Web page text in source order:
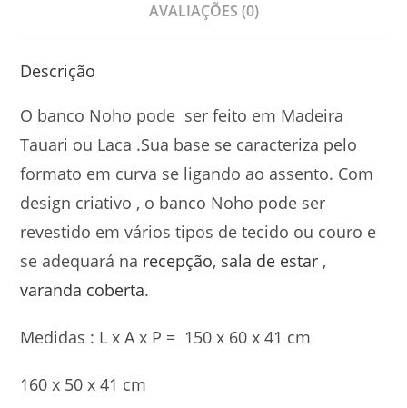
AVALIAÇÕES (0)
Descrição
O banco Noho pode ser feito em Madeira
Tauari ou Laca .Sua base se caracteriza pelo
formato em curva se ligando ao assento. Com
design criativo , o banco Noho pode ser
revestido em vários tipos de tecido ou couro e
se adequará na recepção, sala de estar ,
varanda coberta.
Medidas : L x A x P = 150 x 60 x 41 cm
160 x 50 x 41 cm